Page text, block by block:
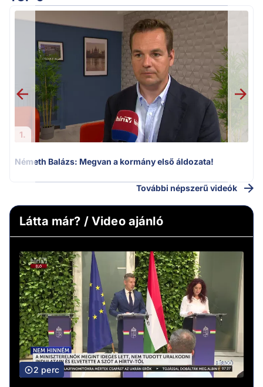
1.
Németh Balázs: Megvan a kormány első áldozata!
További népszerű videók
Látta már? / Video ajánló
2 perc